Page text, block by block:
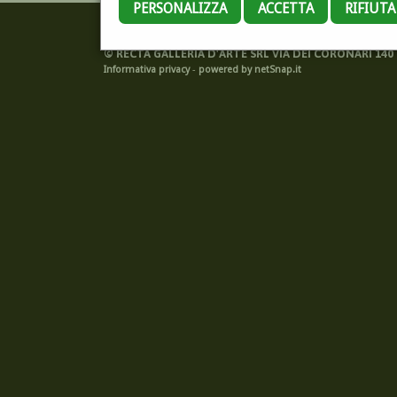
PERSONALIZZA ACCETTA
©RECTA GALLERIA D'ARTE SRL VIA DEI CORONARI
Informativa privacy- powered by netSnap.it